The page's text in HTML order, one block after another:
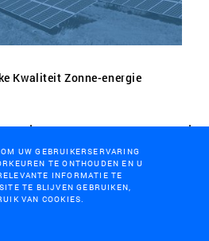
Kwaliteit Zonne-energie
UW GEBRUIKERSERVARING
TE ONTHOUDEN EN U
INFORMATIE TE
TE BLIJVEN GEBRUIKEN,
VAN COOKIES.